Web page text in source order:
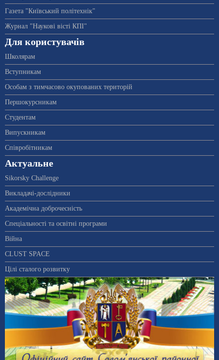
Газета "Київський політехнік"
Журнал "Наукові вісті КПІ"
Для користувачів
Школярам
Вступникам
Особам з тимчасово окупованих територій
Першокурсникам
Студентам
Випускникам
Співробітникам
Актуальне
Sikorsky Challenge
Викладачі-дослідники
Академічна доброчесність
Спеціальності та освітні програми
Війна
CLUST SPACE
Цілі сталого розвитку